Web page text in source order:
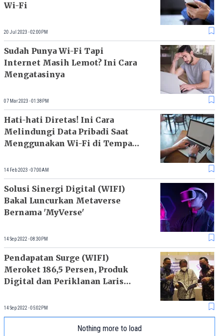
Wi-Fi
20 Jul 2023 - 02:00PM
Sudah Punya Wi-Fi Tapi
Internet Masih Lemot? Ini Cara
Mengatasinya
07 Mar 2023 - 01:38PM
Hati-hati Diretas! Ini Cara
Melindungi Data Pribadi Saat
Menggunakan Wi-Fi di Tempat
14 Feb 2023 - 07:00AM
Solusi Sinergi Digital (WIFI)
Bakal Luncurkan Metaverse
Bernama 'MyVerse'
14 Sep 2022 - 08:30PM
Pendapatan Surge (WIFI)
Meroket 186,5 Persen, Produk
Digital dan Periklanan Laris
14 Sep 2022 - 05:02PM
Nothing more to load